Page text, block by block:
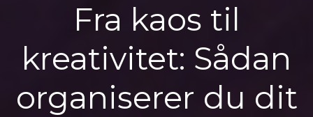
Fra kaos til
kreativitet: Sådan
organiserer du dit